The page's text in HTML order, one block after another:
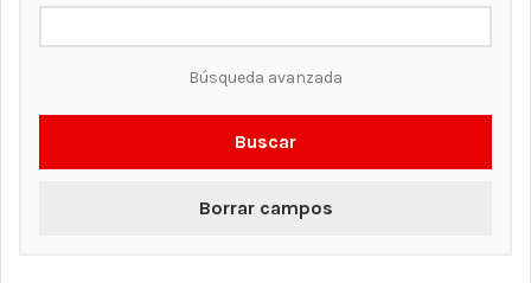
Búsqueda avanzada
Buscar
Borrar campos